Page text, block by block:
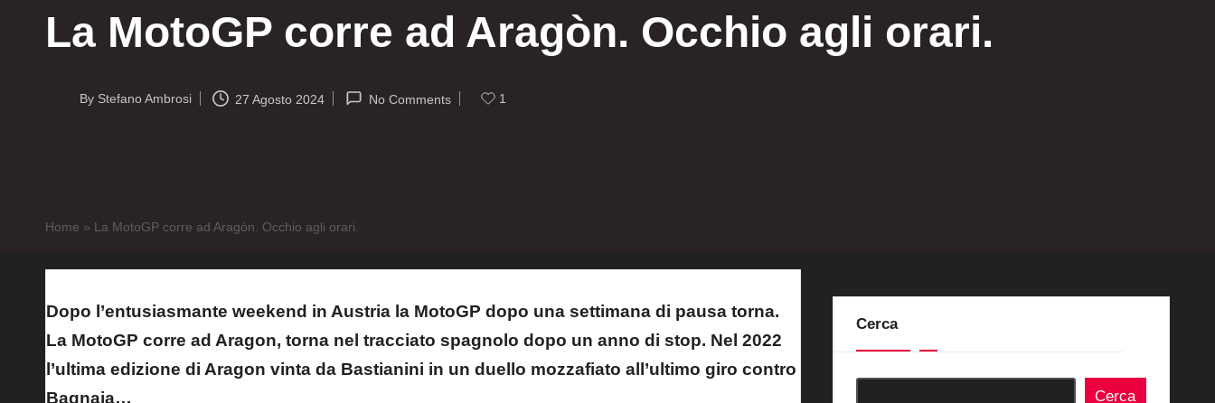
La MotoGP corre ad Aragòn. Occhio agli orari.
PostedBy Stefano Ambrosi 27 Agosto 2024 No Comments 1
Home » La MotoGP corre ad Aragòn. Occhio agli orari.
Dopo l’entusiasmante weekend in Austria la MotoGP dopo una settimana di pausa torna.
La MotoGP corre ad Aragon, torna nel tracciato spagnolo dopo un anno di stop. Nel 2022
l’ultima edizione di Aragon vinta da Bastianini in un duello mozzafiato all’ultimo giro contro
Bagnaia…
Cerca
Cerca